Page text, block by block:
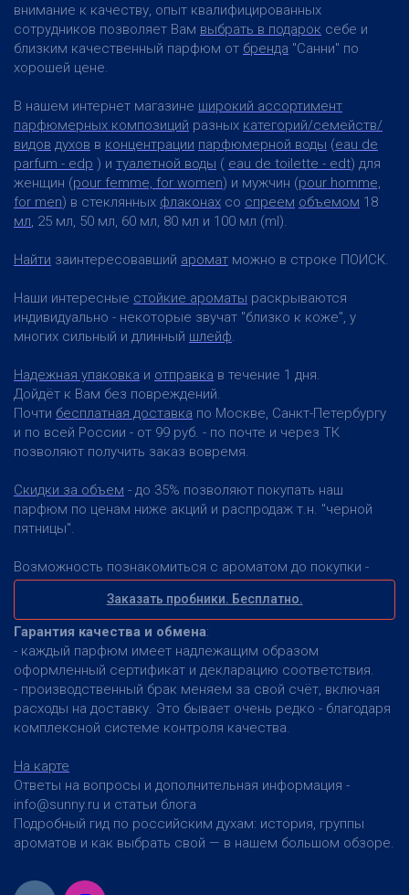
внимание к качеству, опыт квалифицированных
сотрудников позволяет Вам выбрать в подарок себе и
близким качественный парфюм от бренда "Санни" по
хорошей цене.
В нашем интернет магазине широкий ассортимент
парфюмерных композиций разных категорий/семейств/
видов духов в концентрации парфюмерной воды (eau de
parfum - edp ) и туалетной воды ( eau de toilette - edt) для
женщин (pour femme, for women) и мужчин (pour homme,
for men) в стеклянных флаконах со спреем объемом 18
мл, 25 мл, 50 мл, 60 мл, 80 мл и 100 мл (ml).
Найти заинтересовавший аромат можно в строке ПОИСК.
Наши интересные стойкие ароматы раскрываются
индивидуально - некоторые звучат "близко к коже", у
многих сильный и длинный шлейф.
Надежная упаковка и отправка в течение 1 дня.
Дойдёт к Вам без повреждений.
Почти бесплатная доставка по Москве, Санкт-Петербургу
и по всей России - от 99 руб. - по почте и через ТК
позволяют получить заказ вовремя.
Скидки за объем - до 35% позволяют покупать наш
парфюм по ценам ниже акций и распродаж т.н. "черной
пятницы".
Возможность познакомиться с ароматом до покупки -
Заказать пробники. Бесплатно.
Гарантия качества и обмена:
- каждый парфюм имеет надлежащим образом
оформленный сертификат и декларацию соответствия.
- производственный брак меняем за свой счёт, включая
расходы на доставку. Это бывает очень редко - благодаря
комплексной системе контроля качества.
На карте
Ответы на вопросы и дополнительная информация -
info@sunny.ru и статьи блога
Подробный гид по российским духам: история, группы
ароматов и как выбрать свой — в нашем большом обзоре.